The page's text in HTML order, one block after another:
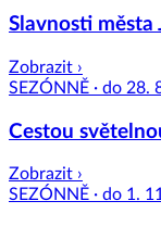
Slavnosti města
Zobrazit ›
SEZÓNNĚ · do 28.
Cestou
Zobrazit ›
SEZÓNNĚ · do 1.